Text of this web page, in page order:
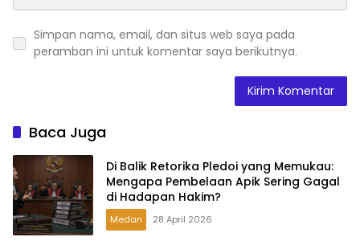
Simpan nama, email, dan situs web saya pada
peramban ini untuk komentar saya berikutnya.
Baca Juga
Di Balik Retorika Pledoi yang Memukau:
Mengapa Pembelaan Apik Sering Gagal
di Hadapan Hakim?
Medan 28 April 2026